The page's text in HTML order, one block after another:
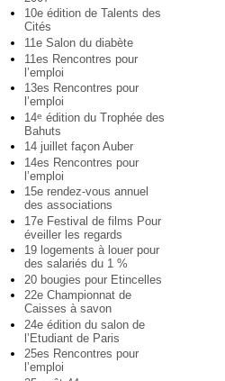
10e édition de Talents des
Cités
11e Salon du diabète
11es Rencontres pour
l’emploi
13es Rencontres pour
l’emploi
14e édition du Trophée des
Bahuts
14 juillet façon Auber
14es Rencontres pour
l’emploi
15e rendez-vous annuel
des associations
17e Festival de films Pour
éveiller les regards
19 logements à louer pour
des salariés du 1 %
20 bougies pour Etincelles
22e Championnat de
Caisses à savon
24e édition du salon de
l’Etudiant de Paris
25es Rencontres pour
l’emploi